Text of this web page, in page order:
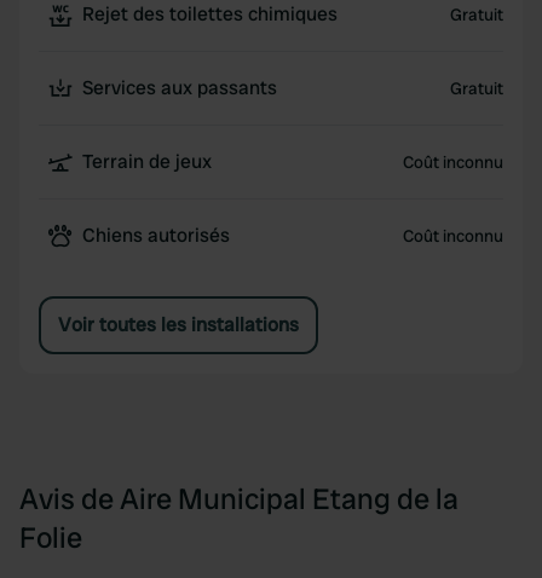
Rejet des toilettes chimiques Gratuit
Services aux passants Gratuit
Terrain de jeux Coût inconnu
Chiens autorisés Coût inconnu
Voir toutes les installations
Avis de Aire Municipal Etang de la
Folie